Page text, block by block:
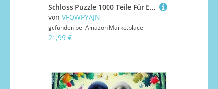
Schloss Puzzle 1000 Teile Für Erwachsene Und Kinder Ab 14 Jahren Puzzles-Geschenk Impossible Game 38x26cm/1000pcs
von VFQWPYAJN
gefunden bei Amazon Marketplace
21,99 €